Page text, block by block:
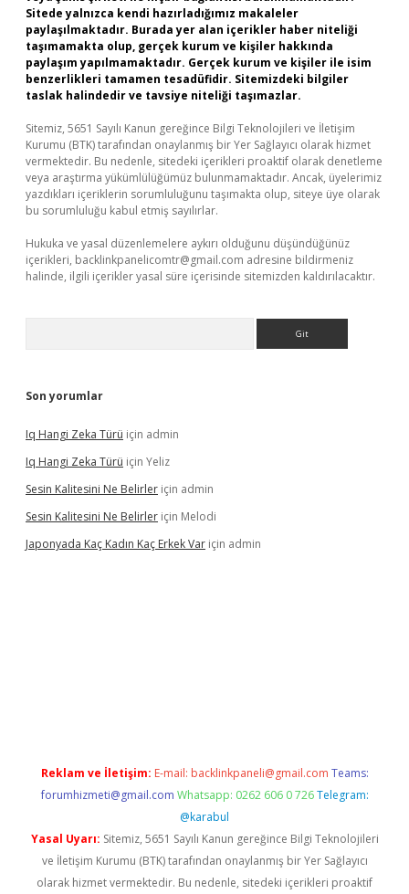
Sitede yalnızca kendi hazırladığımız makaleler
paylaşılmaktadır. Burada yer alan içerikler haber niteliği
taşımamakta olup, gerçek kurum ve kişiler hakkında
paylaşım yapılmamaktadır. Gerçek kurum ve kişiler ile isim
benzerlikleri tamamen tesadüfidir. Sitemizdeki bilgiler
taslak halindedir ve tavsiye niteliği taşımazlar.
Sitemiz, 5651 Sayılı Kanun gereğince Bilgi Teknolojileri ve İletişim
Kurumu (BTK) tarafından onaylanmış bir Yer Sağlayıcı olarak hizmet
vermektedir. Bu nedenle, sitedeki içerikleri proaktif olarak denetleme
veya araştırma yükümlülüğümüz bulunmamaktadır. Ancak, üyelerimiz
yazdıkları içeriklerin sorumluluğunu taşımakta olup, siteye üye olarak
bu sorumluluğu kabul etmiş sayılırlar.
Hukuka ve yasal düzenlemelere aykırı olduğunu düşündüğünüz
içerikleri, backlinkpanelicomtr@gmail.com adresine bildirmeniz
halinde, ilgili içerikler yasal süre içerisinde sitemizden kaldırılacaktır.
Son yorumlar
Iq Hangi Zeka Türü için admin
Iq Hangi Zeka Türü için Yeliz
Sesin Kalitesini Ne Belirler için admin
Sesin Kalitesini Ne Belirler için Melodi
Japonyada Kaç Kadın Kaç Erkek Var için admin
Reklam ve İletişim: E-mail: backlinkpaneli@gmail.com Teams:
forumhizmeti@gmail.com Whatsapp: 0262 606 0 726 Telegram:
@karabul
Yasal Uyarı: Sitemiz, 5651 Sayılı Kanun gereğince Bilgi Teknolojileri
ve İletişim Kurumu (BTK) tarafından onaylanmış bir Yer Sağlayıcı
olarak hizmet vermektedir. Bu nedenle, sitedeki içerikleri proaktif